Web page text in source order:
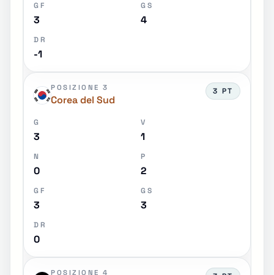
GF
3
GS
4
DR
-1
POSIZIONE 3
Corea del Sud
3 PT
G
3
V
1
N
0
P
2
GF
3
GS
3
DR
0
POSIZIONE 4